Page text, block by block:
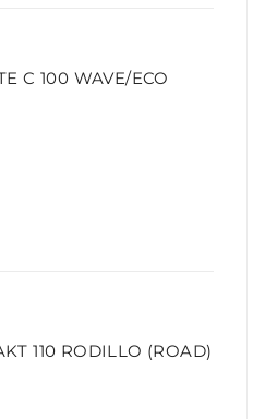
C 100 WAVE/ECO
110 RODILLO (ROAD)